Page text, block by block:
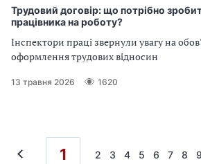
Трудовий договір: що потрібно
працівника на роботу?
Інспектори праці звернули увагу на
оформлення трудових відносин
13 травня 2026 1620
1 2 3 4 5 6 7 8 9